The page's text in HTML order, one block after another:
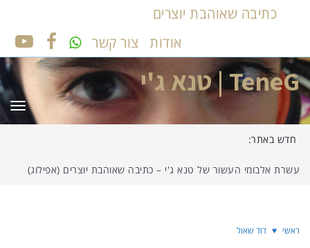
כתיבה שאוהבת יוצרים
אודות
צור קשר
TeneG | טנא ג'י
חדש באתר:
עשרת אלבומי העשור של טנא ג'י – כתיבה שאוהבת יוצרים (אפילוג)
ראשי ♥ דוד שאול